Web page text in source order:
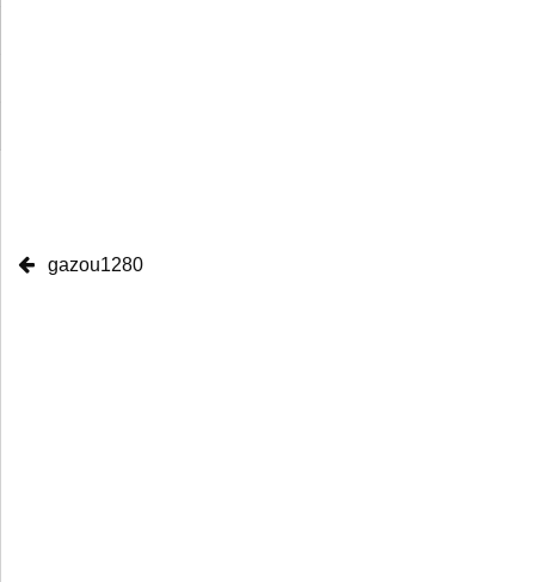
gazou1280